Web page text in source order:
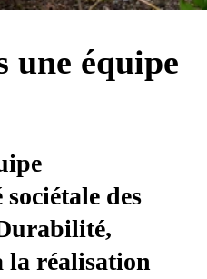
une équipe
des
la réalisation